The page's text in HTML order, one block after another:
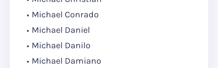
Michael Conrado
Michael Daniel
Michael Danilo
Michael Damiano